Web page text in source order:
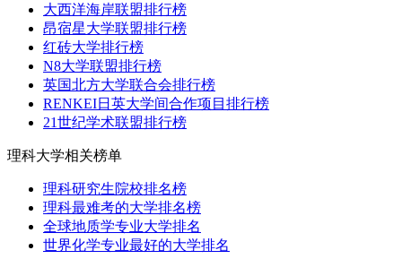
大西洋海岸联盟排行榜
昂宿星大学联盟排行榜
红砖大学排行榜
N8大学联盟排行榜
英国北方大学联合会排行榜
RENKEI日英大学间合作项目排行榜
21世纪学术联盟排行榜
理科大学相关榜单
理科研究生院校排名榜
理科最难考的大学排名榜
全球地质学专业大学排名
世界化学专业最好的大学排名